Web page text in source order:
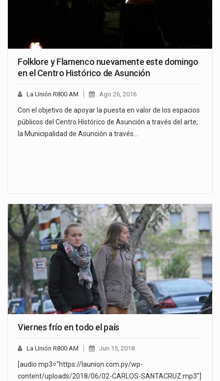
Folklore y Flamenco nuevamente este domingo
en el Centro Histórico de Asunción
La Unión R800 AM Ago 26, 2016
Con el objetivo de apoyar la puesta en valor de los espacios
públicos del Centro Histórico de Asunción a través del arte,
la Municipalidad de Asunción a través…
Viernes frío en todo el país
La Unión R800 AM Jun 15, 2018
[audio mp3="https://launion.com.py/wp-
content/uploads/2018/06/02-CARLOS-SANTACRUZ.mp3"]